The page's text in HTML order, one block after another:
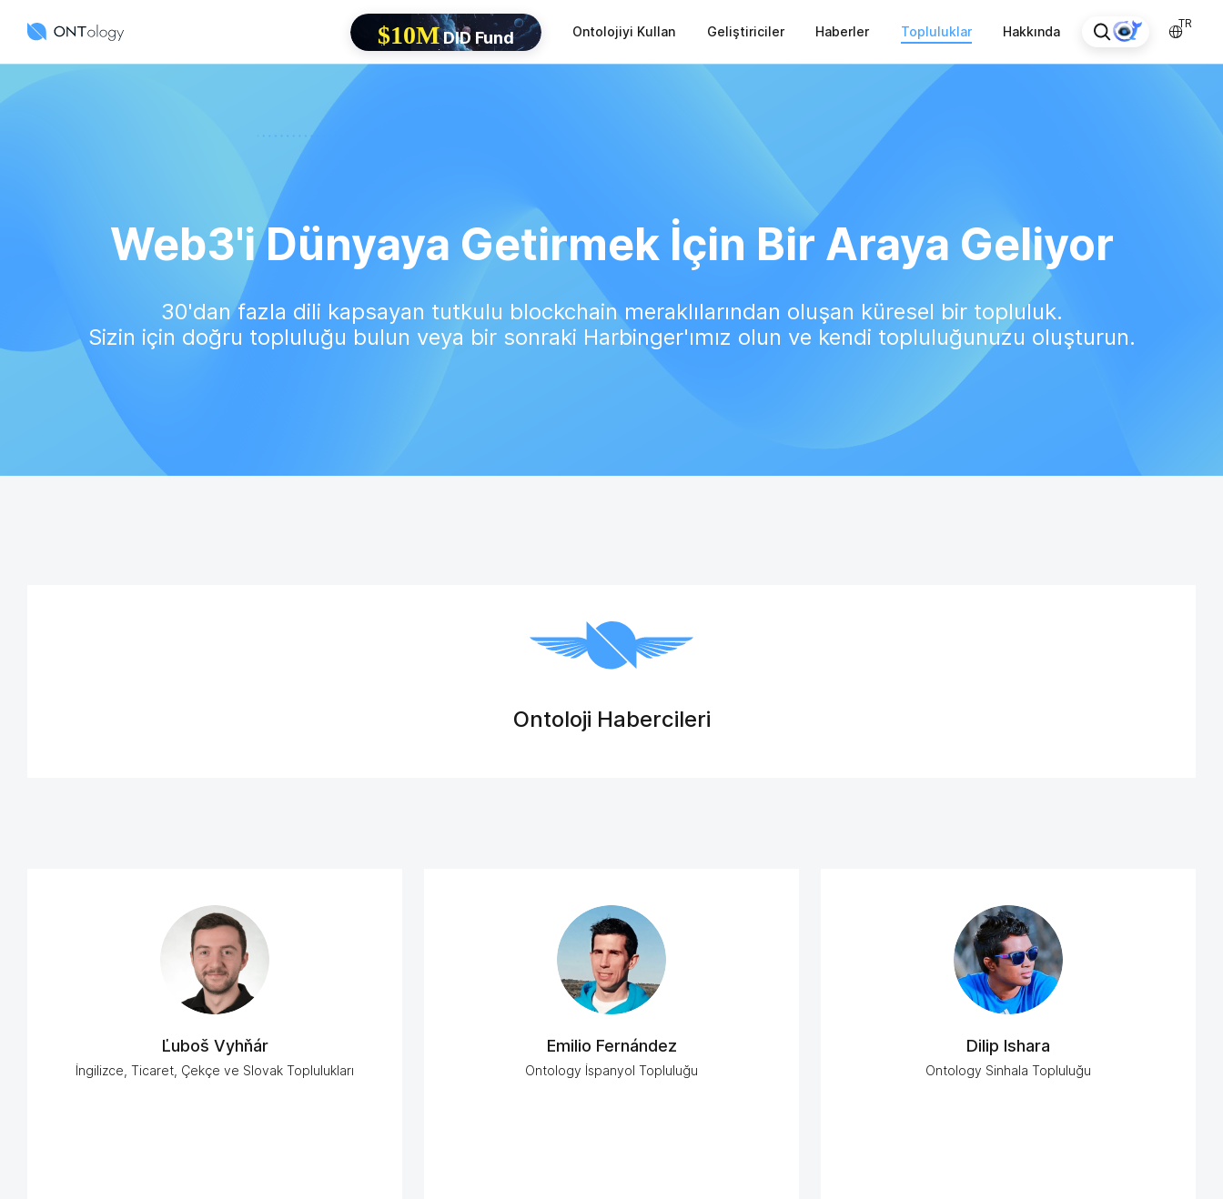
$10MDID Fund Ontolojiyi Kullan Geliştiriciler Haberler Topluluklar Hakkında
TR
Web3'i Dünyaya Getirmek İçin Bir Araya Geliyor
30'dan fazla dili kapsayan tutkulu blockchain meraklılarından oluşan küresel bir topluluk.
Ontoloji Habercileri
Ľuboš Vyhňár
İngilizce, Ticaret, Çekçe ve Slovak Toplulukları
Emilio Fernández
Ontology İspanyol Topluluğu
Dilip Ishara
Ontology Sinhala Topluluğu